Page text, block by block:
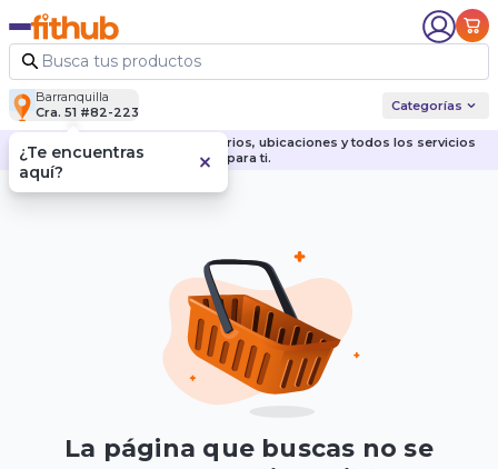
Barranquilla
Cra. 51 #82-223
Categorías
Descubre nuestras sedes, horarios, ubicaciones y todos los servicios
para ti.
La página que buscas no se
¿Te encuentras
aquí?